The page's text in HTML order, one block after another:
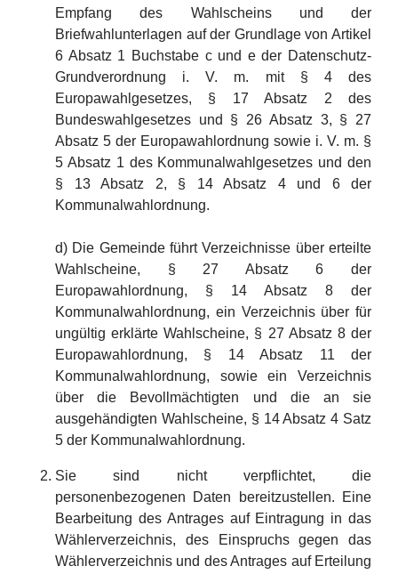
Empfang des Wahlscheins und der
Briefwahlunterlagen auf der Grundlage von Artikel
6 Absatz 1 Buchstabe c und e der Datenschutz-
Grundverordnung i. V. m. mit § 4 des
Europawahlgesetzes, § 17 Absatz 2 des
Bundeswahlgesetzes und § 26 Absatz 3, § 27
Absatz 5 der Europawahlordnung sowie i. V. m. §
5 Absatz 1 des Kommunalwahlgesetzes und den
§ 13 Absatz 2, § 14 Absatz 4 und 6 der
Kommunalwahlordnung.
d) Die Gemeinde führt Verzeichnisse über erteilte
Wahlscheine, § 27 Absatz 6 der
Europawahlordnung, § 14 Absatz 8 der
Kommunalwahlordnung, ein Verzeichnis über für
ungültig erklärte Wahlscheine, § 27 Absatz 8 der
Europawahlordnung, § 14 Absatz 11 der
Kommunalwahlordnung, sowie ein Verzeichnis
über die Bevollmächtigten und die an sie
ausgehändigten Wahlscheine, § 14 Absatz 4 Satz
5 der Kommunalwahlordnung.
Sie sind nicht verpflichtet, die
personenbezogenen Daten bereitzustellen. Eine
Bearbeitung des Antrages auf Eintragung in das
Wählerverzeichnis, des Einspruchs gegen das
Wählerverzeichnis und des Antrages auf Erteilung